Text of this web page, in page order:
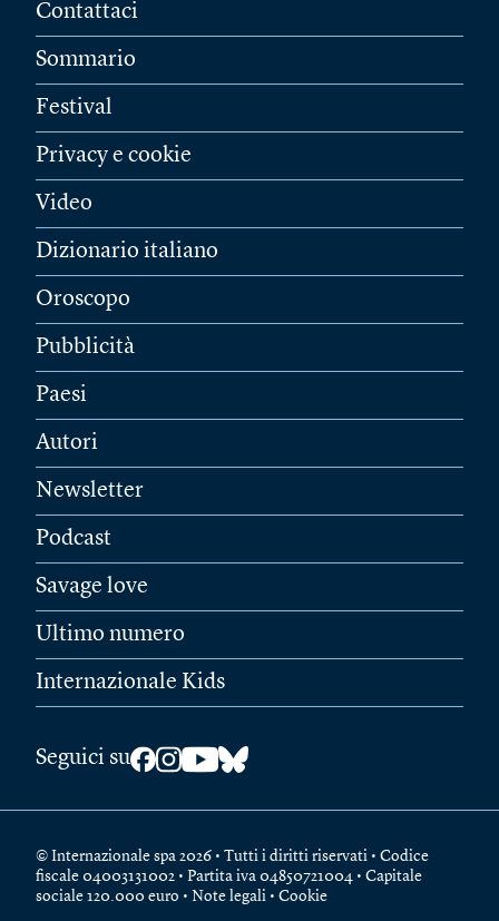
Contattaci
Sommario
Festival
Privacy e cookie
Video
Dizionario italiano
Oroscopo
Pubblicità
Paesi
Autori
Newsletter
Podcast
Savage love
Ultimo numero
Internazionale Kids
Seguici su
© Internazionale spa 2026 • Tutti i diritti riservati • Codice
fiscale 04003131002 • Partita iva 04850721004 • Capitale
sociale 120.000 euro • Note legali • Cookie